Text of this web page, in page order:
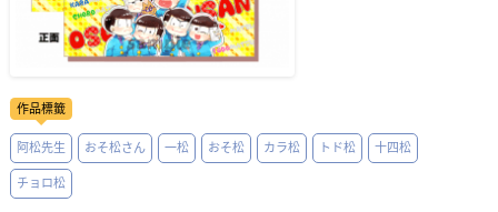
登入
作品標籤
阿松先生 おそ松さん 一松 おそ松 カラ松 トド松 十四松
チョロ松